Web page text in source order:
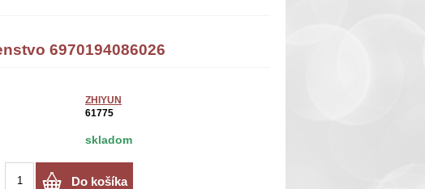
6970194086026
ZHIYUN
61775
skladom
Do košíka